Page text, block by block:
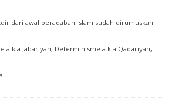
dari awal peradaban Islam sudah dirumuskan
a.k.a Jabariyah, Determinisme a.k.a Qadariyah,